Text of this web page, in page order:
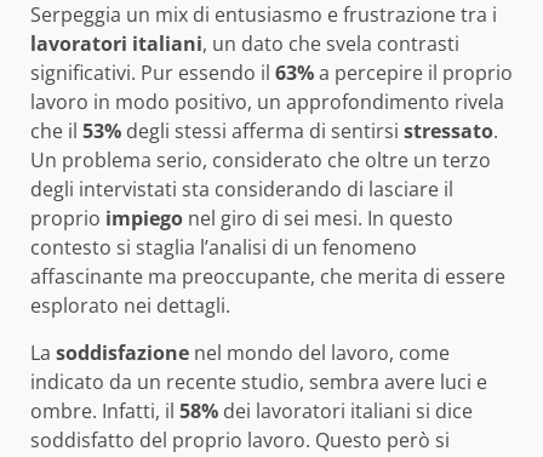
Serpeggia un mix di entusiasmo e frustrazione tra i
lavoratori italiani, un dato che svela contrasti
significativi. Pur essendo il 63%a percepire il proprio
lavoro in modo positivo, un approfondimento rivela
che il 53% degli stessi afferma di sentirsi stressato.
Un problema serio, considerato che oltre un terzo
degli intervistati sta considerando di lasciare il
proprio impiego nel giro di sei mesi. In questo
contesto si staglia l’analisi di un fenomeno
affascinante ma preoccupante, che merita di essere
esplorato nei dettagli.
La soddisfazione nel mondo del lavoro, come
indicato da un recente studio, sembra avere luci e
ombre. Infatti, il 58% dei lavoratori italiani si dice
soddisfatto del proprio lavoro. Questo però si